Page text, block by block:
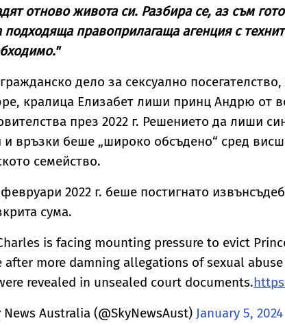
отново живота си. Разбира се, аз съм
подходяща правоприлагаща агенция с
дело за сексуално
кралица Елизабет лиши принц Андрю от
през 2022 г. Решението да лиши
и връзки беше „широко обсъдено“ сред
семейство.
2022 г. беше постигнато
сума.
is facing mounting pressure to evict
after more damning allegations of sexual
revealed in unsealed court documents.
Australia (@SkyNewsAust) January 5, 2024